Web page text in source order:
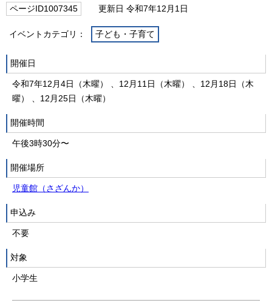
ページID1007345 更新日 令和7年12月1日
イベントカテゴリ： 子ども・子育て
開催日
令和7年12月4日（木曜） 、12月11日（木曜） 、12月18日（木
曜） 、12月25日（木曜）
開催時間
午後3時30分〜
開催場所
児童館（さざんか）
申込み
不要
対象
小学生